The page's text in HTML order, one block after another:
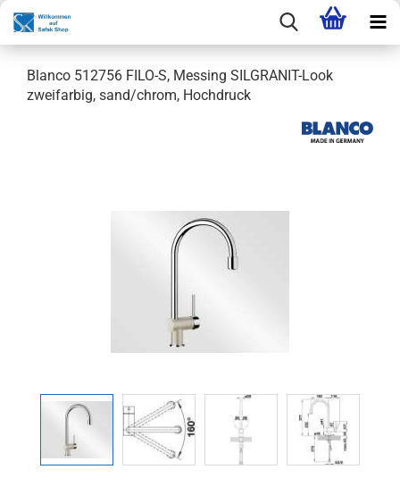
Blanco 512756 FILO-S, Messing SILGRANIT-Look
zweifarbig, sand/chrom, Hochdruck